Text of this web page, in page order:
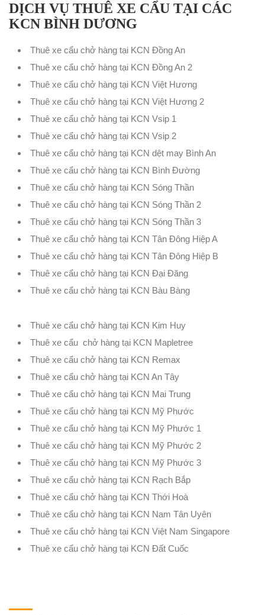
DỊCH VỤ THUÊ XE CẨU TẠI CÁC
KCN BÌNH DƯƠNG
Thuê xe cẩu chở hàng tại KCN Đồng An
Thuê xe cẩu chở hàng tại KCN Đồng An 2
Thuê xe cẩu chở hàng tại KCN Việt Hương
Thuê xe cẩu chở hàng tại KCN Việt Hương 2
Thuê xe cẩu chở hàng tại KCN Vsip 1
Thuê xe cẩu chở hàng tại KCN Vsip 2
Thuê xe cẩu chở hàng tại KCN dệt may Bình An
Thuê xe cẩu chở hàng tại KCN Bình Đường
Thuê xe cẩu chở hàng tại KCN Sóng Thần
Thuê xe cẩu chở hàng tại KCN Sóng Thần 2
Thuê xe cẩu chở hàng tại KCN Sóng Thần 3
Thuê xe cẩu chở hàng tại KCN Tân Đông Hiệp A
Thuê xe cẩu chở hàng tại KCN Tân Đông Hiệp B
Thuê xe cẩu chở hàng tại KCN Đại Đăng
Thuê xe cẩu chở hàng tại KCN Bàu Bàng
Thuê xe cẩu chở hàng tại KCN Kim Huy
Thuê xe cẩu chở hàng tại KCN Mapletree
Thuê xe cẩu chở hàng tại KCN Remax
Thuê xe cẩu chở hàng tại KCN An Tây
Thuê xe cẩu chở hàng tại KCN Mai Trung
Thuê xe cẩu chở hàng tại KCN Mỹ Phước
Thuê xe cẩu chở hàng tại KCN Mỹ Phước 1
Thuê xe cẩu chở hàng tại KCN Mỹ Phước 2
Thuê xe cẩu chở hàng tại KCN Mỹ Phước 3
Thuê xe cẩu chở hàng tại KCN Rạch Bắp
Thuê xe cẩu chở hàng tại KCN Thới Hoà
Thuê xe cẩu chở hàng tại KCN Nam Tân Uyên
Thuê xe cẩu chở hàng tại KCN Việt Nam Singapore
Thuê xe cẩu chở hàng tại KCN Đất Cuốc